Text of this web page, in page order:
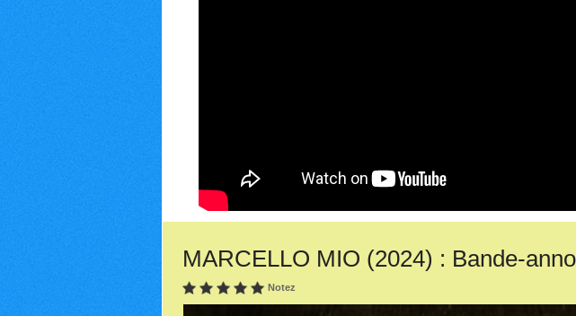
MARCELLO MIO (2024) : Bande-
Notez